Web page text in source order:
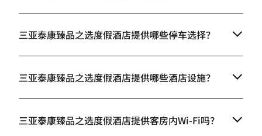
三亚泰康臻品之选度假酒店提供哪些停车选择？
三亚泰康臻品之选度假酒店提供哪些酒店设施？
三亚泰康臻品之选度假酒店提供客房内Wi-Fi吗？